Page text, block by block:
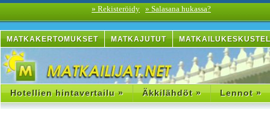
» Rekisteröidy » Salasana hukassa?
MATKAKERTOMUKSET MATKAJUTUT
Hotellien hintavertailu » Äkkilähdöt » Lennot »